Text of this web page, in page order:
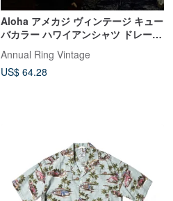
Aloha アメカジ ヴィンテージ キュー
バカラー ハワイアンシャツ ドレープ
テンセル ココナッツボタン ジェンダ
ーレスコーデ
Annual Ring Vintage
US$ 64.28